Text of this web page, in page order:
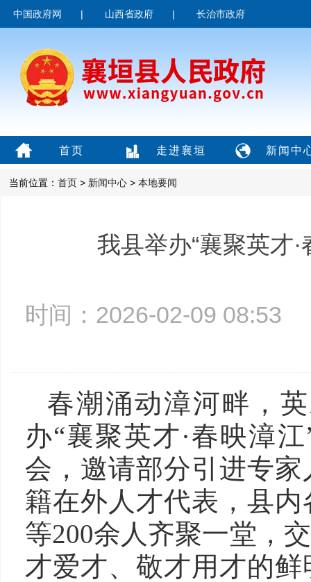
中国政府网 | 山西省政府 | 长治市政府
首页 走进襄垣 新闻中
当前位置： 首页 > 新闻中心 > 本地要闻
我县举办“襄聚英才
时间：2026-02-09
春潮涌动漳河畔，
办“襄聚英才·春映漳
会，邀请部分引进专
籍在外人才代表，县
等200余人齐聚一堂，
才爱才、敬才用才的